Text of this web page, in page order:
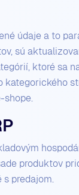
údaje a to
sú
ktoré sa
produktov
predajom.